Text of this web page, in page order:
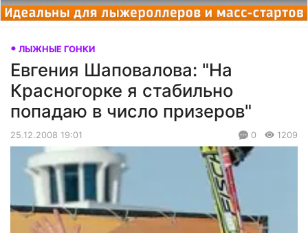
ЛЫЖНЫЕ ГОНКИ
Евгения Шаповалова: "На
Красногорке я стабильно
попадаю в число призеров"
25.12.2008 19:01 0 1209